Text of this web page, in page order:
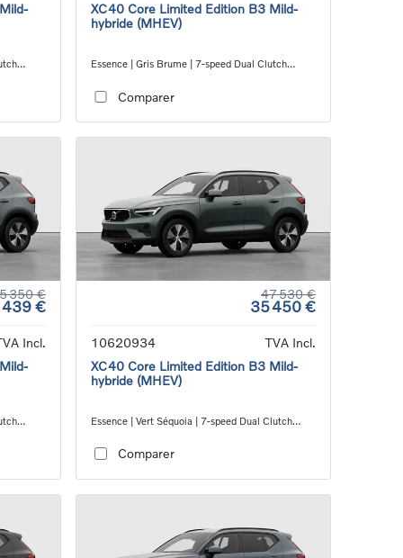
XC40 Core Limited Edition B3 Mild-
hybride (MHEV)
Essence | Gris Brume | 7-speed Dual Clutch
Comparer
350 €
439 €
Incl.
47 530 €
35 450 €
10620934
TVA Incl.
XC40 Core Limited Edition B3 Mild-
hybride (MHEV)
Essence | Vert Séquoia | 7-speed Dual Clutch
Comparer